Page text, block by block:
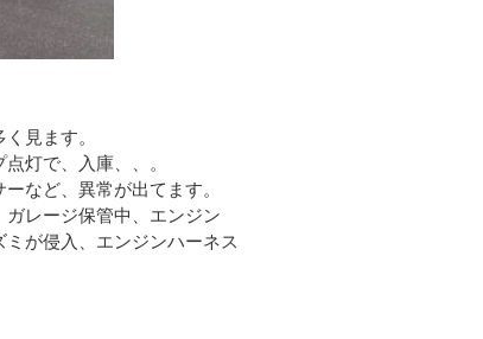
見ます。
灯で、入庫、、。
など、異常が出てます。
レージ保管中、エンジン
が侵入、エンジンハーネス